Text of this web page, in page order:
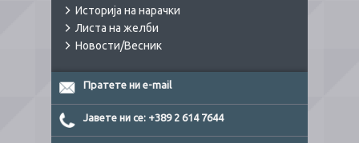
Историја на нарачки
Листа на желби
Новости/Весник
Пратете ни e-mail
Јавете ни се: +389 2 614 7644